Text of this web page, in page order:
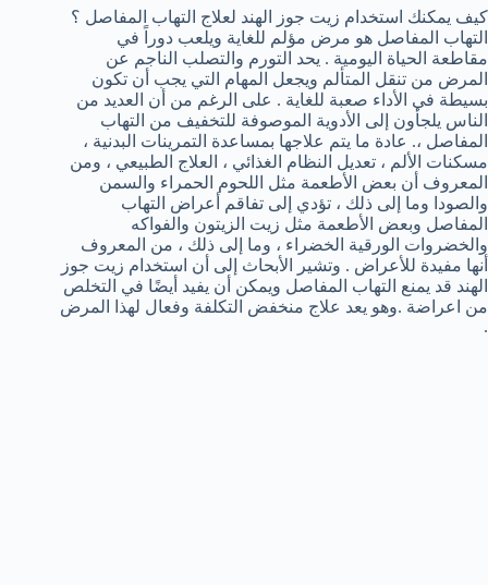
كيف يمكنك استخدام زيت جوز الهند لعلاج التهاب المفاصل ؟
التهاب المفاصل هو مرض مؤلم للغاية ويلعب دوراً في
مقاطعة الحياة اليومية . يحد التورم والتصلب الناجم عن
المرض من تنقل المتألم ويجعل المهام التي يجب أن تكون
بسيطة في الأداء صعبة للغاية . على الرغم من أن العديد من
الناس يلجأون إلى الأدوية الموصوفة للتخفيف من التهاب
المفاصل ،. عادة ما يتم علاجها بمساعدة التمرينات البدنية ،
مسكنات الألم ، تعديل النظام الغذائي ، العلاج الطبيعي ، ومن
المعروف أن بعض الأطعمة مثل اللحوم الحمراء والسمن
والصودا وما إلى ذلك ، تؤدي إلى تفاقم أعراض التهاب
المفاصل وبعض الأطعمة مثل زيت الزيتون والفواكه
والخضروات الورقية الخضراء ، وما إلى ذلك ، من المعروف
أنها مفيدة للأعراض . وتشير الأبحاث إلى أن استخدام زيت جوز
الهند قد يمنع التهاب المفاصل ويمكن أن يفيد أيضًا في التخلص
من اعراضة .وهو يعد علاج منخفض التكلفة وفعال لهذا المرض
.